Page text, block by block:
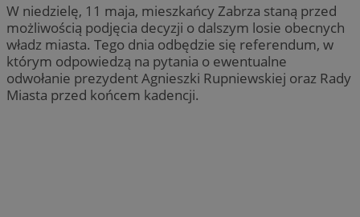
W niedzielę, 11 maja, mieszkańcy Zabrza staną przed
możliwością podjęcia decyzji o dalszym losie obecnych
władz miasta. Tego dnia odbędzie się referendum, w
którym odpowiedzą na pytania o ewentualne
odwołanie prezydent Agnieszki Rupniewskiej oraz Rady
Miasta przed końcem kadencji.